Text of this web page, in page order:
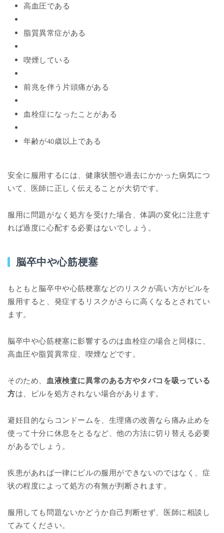
高血圧である
脂質異常症がある
喫煙している
前兆を伴う片頭痛がある
血栓症になったことがある
年齢が40歳以上である
安全に服用するには、健康状態や過去にかかった病気につ
いて、医師に正しく伝えることが大切です。
服用に問題がなく処方を受けた場合、体調の変化に注意す
れば過度に心配する必要はないでしょう。
脳卒中や心筋梗塞
もともと脳卒中や心筋梗塞などのリスクが高い方がピルを
服用すると、発症するリスクがさらに高くなるとされてい
ます。
脳卒中や心筋梗塞に影響するのは血栓症の場合と同様に、
高血圧や脂質異常症、喫煙などです。
そのため、 血液検査に異常のある方やタバコを吸っている
方は、ピルを処方されない場合があります。
避妊目的ならコンドームを、生理痛の改善なら痛み止めを
使って十分に休息をとるなど、他の方法に切り替える必要
があるでしょう。
疾患があれば一律にピルの服用ができないのではなく、症
状の程度によって処方の有無が判断されます。
服用しても問題ないかどうか自己判断せず、医師に相談し
てみてください。